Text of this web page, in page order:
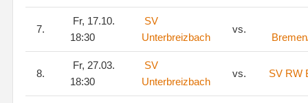
7.
Fr, 17.10.
18:30
SV
Unterbreizbach
vs.
8.
Fr, 27.03.
18:30
SV
Unterbreizbach
vs. SV RW